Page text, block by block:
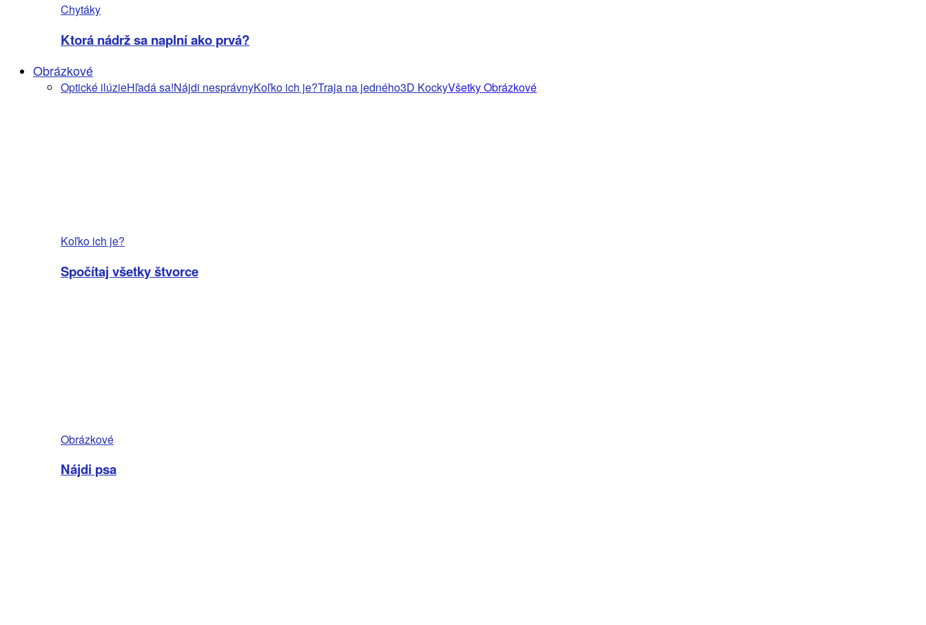
Chytáky
Ktorá nádrž sa naplní ako prvá?
Obrázkové
Optické ilúzieHľadá sa!Nájdi nesprávnyKoľko ich je?Traja na jedného3D KockyVšetky Obrázkové
Koľko ich je?
Spočítaj všetky štvorce
Obrázkové
Nájdi psa